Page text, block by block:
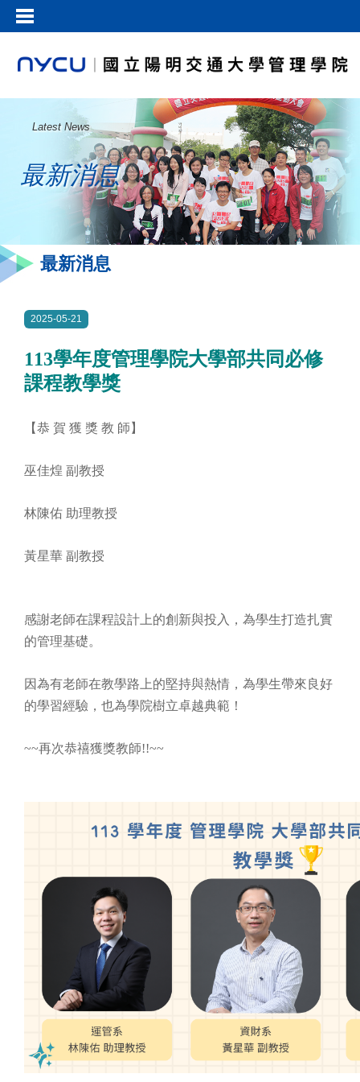
Latest News
最新消息
最新消息
2025-05-21
113學年度管理學院大學部共同必修
課程教學獎
【恭 賀 獲 獎 教 師】
巫佳煌 副教授
林陳佑 助理教授
黃星華 副教授
感謝老師在課程設計上的創新與投入，為學生打造扎實
的管理基礎。
因為有老師在教學路上的堅持與熱情，為學生帶來良好
的學習經驗，也為學院樹立卓越典範！
~~再次恭禧獲獎教師!!~~